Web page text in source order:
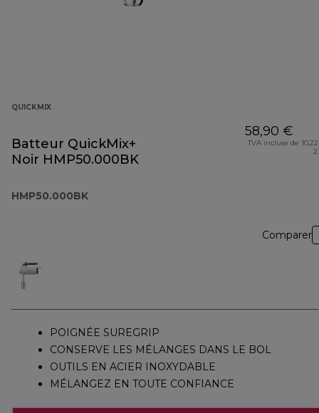
QUICKMIX
Batteur QuickMix+
Noir HMP50.000BK
HMP50.000BK
58,90 €
TVA incluse de
Comparer
POIGNÉE SUREGRIP
CONSERVE LES MÉLANGES DANS LE BOL
OUTILS EN ACIER INOXYDABLE
MÉLANGEZ EN TOUTE CONFIANCE